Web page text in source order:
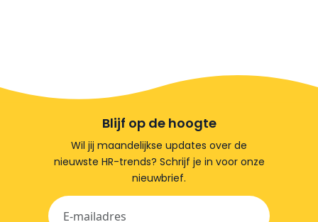
Blijf op de hoogte
Wil jij maandelijkse updates over de
nieuwste HR-trends? Schrijf je in voor onze
nieuwbrief.